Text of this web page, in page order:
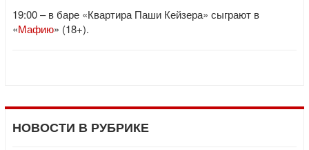
19:00 – в баре «Квартира Паши Кейзера» сыграют в
«Мафию» (18+).
НОВОСТИ В РУБРИКЕ